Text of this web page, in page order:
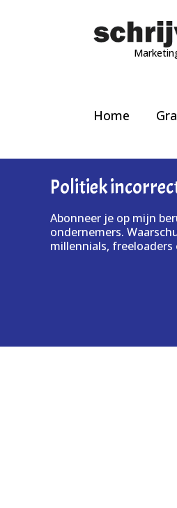
Home
Politiek
Abonneer je op mijn
ondernemers.
millennials,